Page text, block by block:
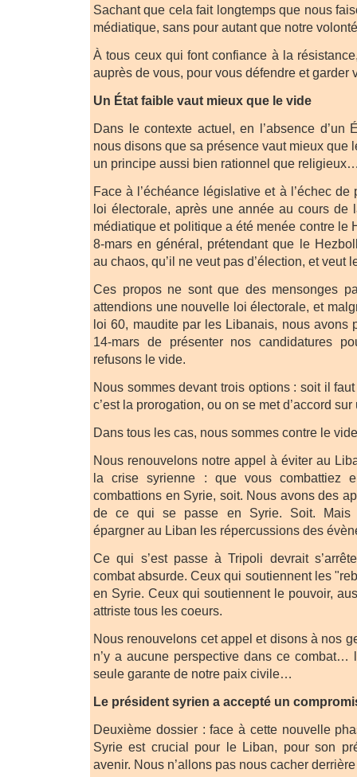
Sachant que cela fait longtemps que nous
médiatique, sans pour autant que notre
À tous ceux qui font confiance à la
auprès de vous, pour vous défendre et garder
Un État faible vaut mieux que le vide
Dans le contexte actuel, en l’absence d’un
nous disons que sa présence vaut mieux que
un principe aussi bien rationnel que
Face à l’échéance législative et à l’échec
loi électorale, après une année au cours de
médiatique et politique a été menée contre le
8-mars en général, prétendant que le
au chaos, qu’il ne veut pas d’élection, et veut
Ces propos ne sont que des mensonges
attendions une nouvelle loi électorale, et
loi 60, maudite par les Libanais, nous avons
14-mars de présenter nos candidatures
refusons le vide.
Nous sommes devant trois options : soit il
c’est la prorogation, ou on se met d’accord
Dans tous les cas, nous sommes contre le
Nous renouvelons notre appel à éviter au
la crise syrienne : que vous combattiez
combattions en Syrie, soit. Nous avons des
de ce qui se passe en Syrie. Soit. Mais
épargner au Liban les répercussions des
Ce qui s’est passe à Tripoli devrait
combat absurde. Ceux qui soutiennent les
en Syrie. Ceux qui soutiennent le pouvoir,
attriste tous les coeurs.
Nous renouvelons cet appel et disons à nos
n’y a aucune perspective dans ce combat…
seule garante de notre paix civile…
Le président syrien a accepté un
Deuxième dossier : face à cette nouvelle
Syrie est crucial pour le Liban, pour son
avenir. Nous n’allons pas nous cacher